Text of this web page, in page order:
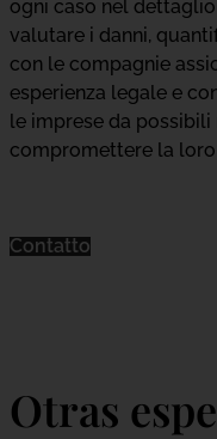
ogni caso nel
valutare i danni,
con le compagnie
esperienza legale e
le imprese da
compromettere la
Contatto
Otras